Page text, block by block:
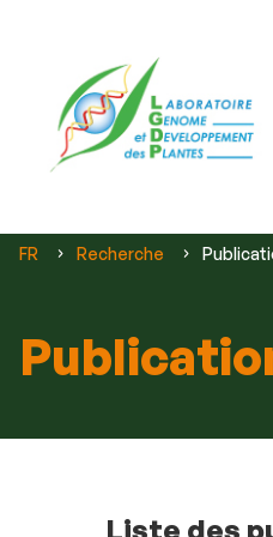
Vous
FR Recherche